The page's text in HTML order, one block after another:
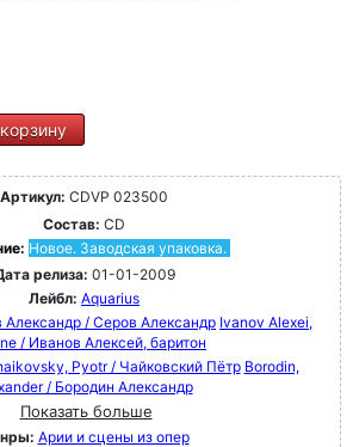
Артикул: CDVP 023500
Состав: CD
Новое. Заводская упаковка.
релиза: 01-01-2009
Лейбл: Aquarius
Александр / Серов Александр Ivanov Alexei,
/ Иванов Алексей, баритон
Pyotr / Чайковский Пётр Borodin,
/ Бородин Александр
Показать больше
Арии и сцены из опер